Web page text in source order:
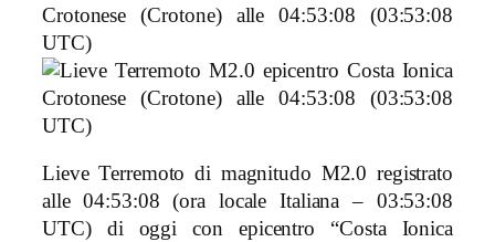
Crotonese (Crotone)alle 04:53:08 (03:53:08
UTC)
Lieve Terremoto di magnitudo M2.0 registrato
alle 04:53:08 (ora locale Italiana – 03:53:08
UTC) di oggi con epicentro “Costa Ionica